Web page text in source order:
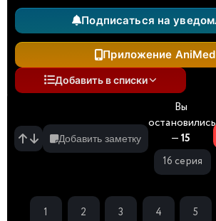
Подписаться на
Приложение
Добавить в списки
Добавить заметку
Вы
остановились
—15
16 серия
1 2 3 4 5